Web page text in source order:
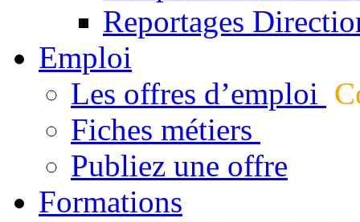
Reportages
Emploi
Les offres d’emploi
Fiches métiers
Publiez une offre
Formations